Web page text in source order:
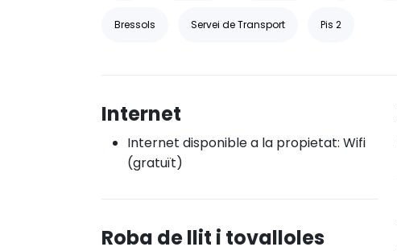
Bressols Servei de Transport Pis 2
Internet
Internet disponible a la propietat: Wifi
(gratuït)
Roba de llit i tovalloles